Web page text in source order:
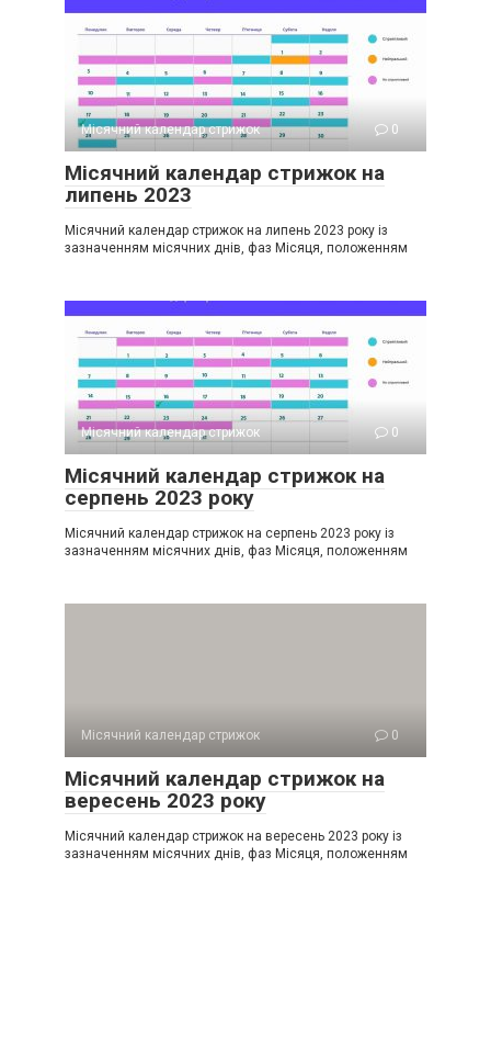
Місячний календар стрижок 0
Місячний календар стрижок на
липень 2023
Місячний календар стрижок на липень 2023 року із
зазначенням місячних днів, фаз Місяця, положенням
Місячний календар стрижок 0
Місячний календар стрижок на
серпень 2023 року
Місячний календар стрижок на серпень 2023 року із
зазначенням місячних днів, фаз Місяця, положенням
Місячний календар стрижок 0
Місячний календар стрижок на
вересень 2023 року
Місячний календар стрижок на вересень 2023 року із
зазначенням місячних днів, фаз Місяця, положенням